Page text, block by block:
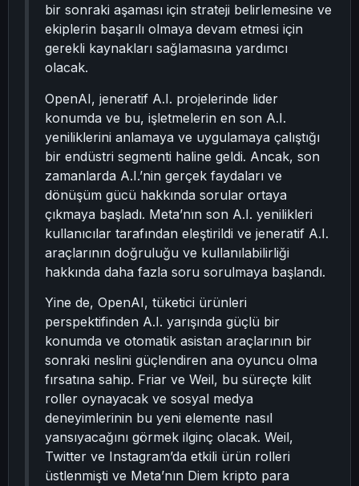
bir sonraki aşaması için strateji belirlemesine ve
ekiplerin başarılı olmaya devam etmesi için
gerekli kaynakları sağlamasına yardımcı
olacak.
OpenAI, jeneratif A.I. projelerinde lider
konumda ve bu, işletmelerin en son A.I.
yeniliklerini anlamaya ve uygulamaya çalıştığı
bir endüstri segmenti haline geldi. Ancak, son
zamanlarda A.I.’nin gerçek faydaları ve
dönüşüm gücü hakkında sorular ortaya
çıkmaya başladı. Meta’nın son A.I. yenilikleri
kullanıcılar tarafından eleştirildi ve jeneratif A.I.
araçlarının doğruluğu ve kullanılabilirliği
hakkında daha fazla soru sorulmaya başlandı.
Yine de, OpenAI, tüketici ürünleri
perspektifinden A.I. yarışında güçlü bir
konumda ve otomatik asistan araçlarının bir
sonraki neslini güçlendiren ana oyuncu olma
fırsatına sahip. Friar ve Weil, bu süreçte kilit
roller oynayacak ve sosyal medya
deneyimlerinin bu yeni elemente nasıl
yansıyacağını görmek ilginç olacak. Weil,
Twitter ve Instagram’da etkili ürün rolleri
üstlenmişti ve Meta’nın Diem kripto para